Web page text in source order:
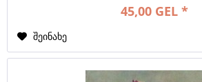
45,00 GEL *
შეინახე